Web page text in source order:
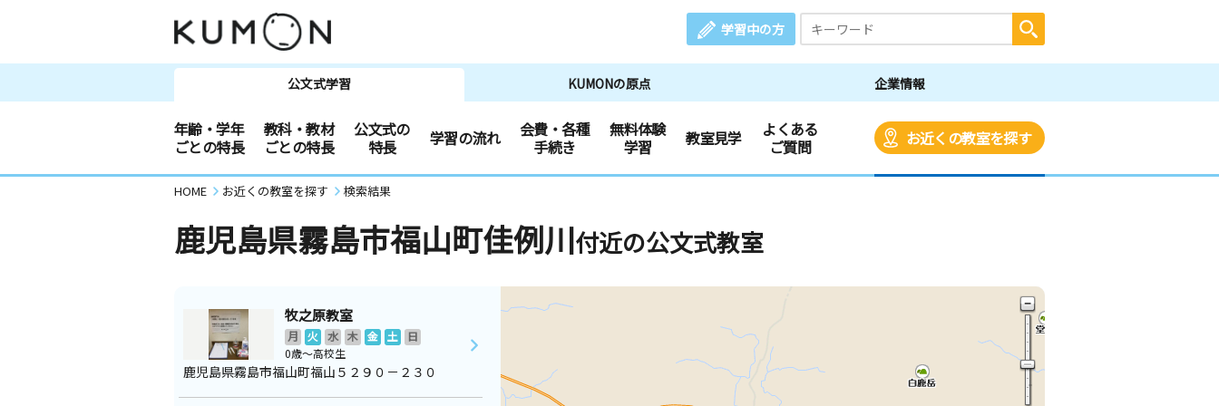
学習中の方
公文式学習 KUMONの原点 企業情報
年齢・学年
ごとの特長
教科・教材
ごとの特長
公文式の
特長
学習の流れ
会費・各種
手続き
無料体験
学習
教室見学
よくある
ご質問
お近くの教室を探す
HOME お近くの教室を探す 検索結果
鹿児島県霧島市福山町佳例川付近の公文式教室
牧之原教室
月 火 水 木 金 土
日
0歳～高校生
鹿児島県霧島市福山町福山５２９０－２３０